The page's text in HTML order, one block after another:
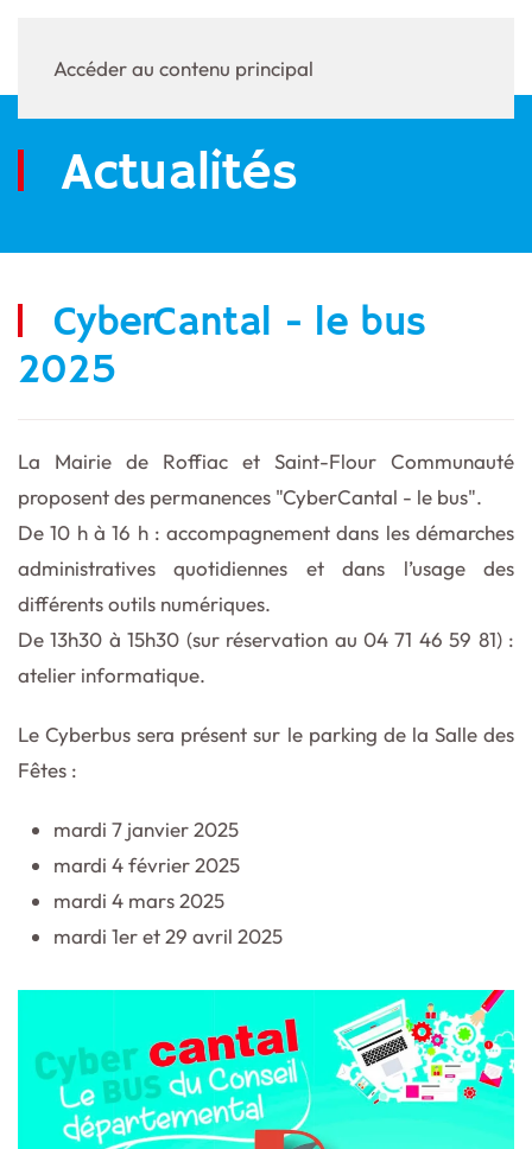
Accéder au contenu principal
Actualités
CyberCantal - le bus
2025
La Mairie de Roffiac et Saint-Flour Communauté
proposent des permanences "CyberCantal - le bus".
De 10 h à 16 h : accompagnement dans les démarches
administratives quotidiennes et dans l’usage des
différents outils numériques.
De 13h30 à 15h30 (sur réservation au 04 71 46 59 81) :
atelier informatique.
Le Cyberbus sera présent sur le parking de la Salle des
Fêtes :
mardi 7 janvier 2025
mardi 4 février 2025
mardi 4 mars 2025
mardi 1er et 29 avril 2025